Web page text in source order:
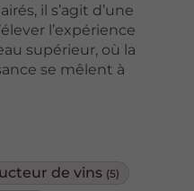
de vins (5)
il s’agit d’une
l’expérience
supérieur, où la
se mêlent à